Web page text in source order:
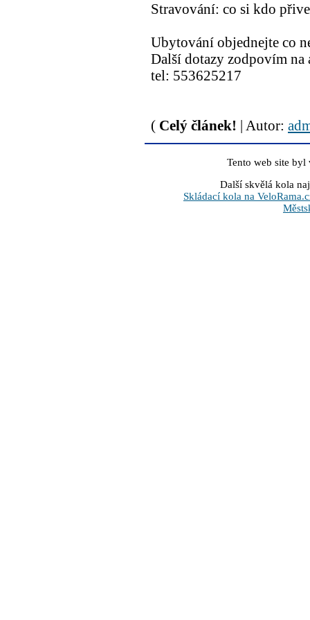
Stravování: co si kdo
Ubytování objednejte co
Další dotazy zodpovím na
tel: 553625217
( Celý článek! | Autor:
Tento web site
Další skvělá kola
Skládací kola na